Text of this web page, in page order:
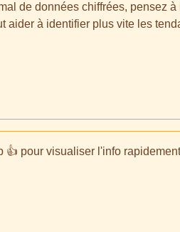
de données chiffrées, pensez
aider à identifier plus vite les
👍 pour visualiser l'info